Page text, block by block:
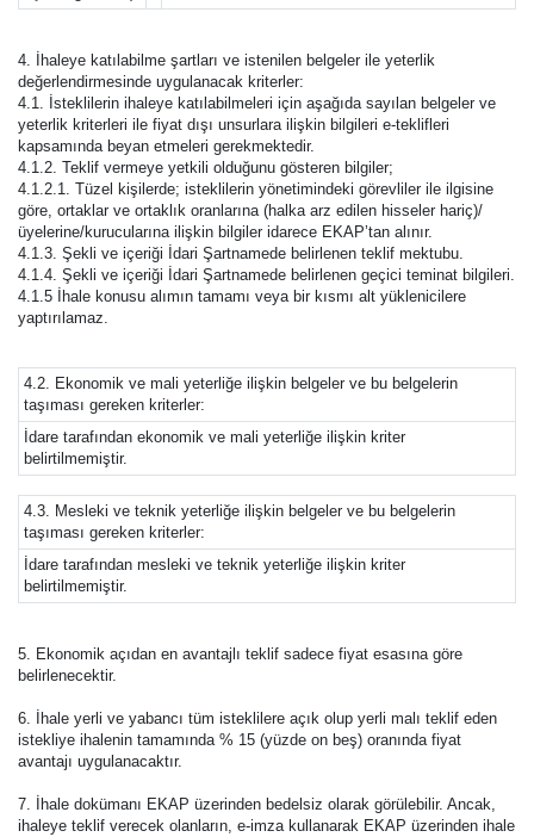
4. İhaleye katılabilme şartları ve istenilen belgeler ile yeterlik
değerlendirmesinde uygulanacak kriterler:
4.1. İsteklilerin ihaleye katılabilmeleri için aşağıda sayılan belgeler ve
yeterlik kriterleri ile fiyat dışı unsurlara ilişkin bilgileri e-teklifleri
kapsamında beyan etmeleri gerekmektedir.
4.1.2. Teklif vermeye yetkili olduğunu gösteren bilgiler;
4.1.2.1. Tüzel kişilerde; isteklilerin yönetimindeki görevliler ile ilgisine
göre, ortaklar ve ortaklık oranlarına (halka arz edilen hisseler hariç)/
üyelerine/kurucularına ilişkin bilgiler idarece EKAP’tan alınır.
4.1.3. Şekli ve içeriği İdari Şartnamede belirlenen teklif mektubu.
4.1.4. Şekli ve içeriği İdari Şartnamede belirlenen geçici teminat bilgileri.
4.1.5 İhale konusu alımın tamamı veya bir kısmı alt yüklenicilere
yaptırılamaz.
4.2. Ekonomik ve mali yeterliğe ilişkin belgeler ve bu belgelerin
taşıması gereken kriterler:
İdare tarafından ekonomik ve mali yeterliğe ilişkin kriter
belirtilmemiştir.
4.3. Mesleki ve teknik yeterliğe ilişkin belgeler ve bu belgelerin
taşıması gereken kriterler:
İdare tarafından mesleki ve teknik yeterliğe ilişkin kriter
belirtilmemiştir.
5. Ekonomik açıdan en avantajlı teklif sadece fiyat esasına göre
belirlenecektir.
6. İhale yerli ve yabancı tüm isteklilere açık olup yerli malı teklif eden
istekliye ihalenin tamamında % 15 (yüzde on beş) oranında fiyat
avantajı uygulanacaktır.
7. İhale dokümanı EKAP üzerinden bedelsiz olarak görülebilir. Ancak,
ihaleye teklif verecek olanların, e-imza kullanarak EKAP üzerinden ihale